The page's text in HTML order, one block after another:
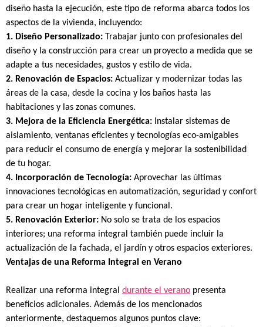
diseño hasta la ejecución, este tipo de reforma abarca todos los
aspectos de la vivienda, incluyendo:
1. Diseño Personalizado: Trabajar junto con profesionales del
diseño y la construcción para crear un proyecto a medida que se
adapte a tus necesidades, gustos y estilo de vida.
2. Renovación de Espacios: Actualizar y modernizar todas las
áreas de la casa, desde la cocina y los baños hasta las
habitaciones y las zonas comunes.
3. Mejora de la Eficiencia Energética: Instalar sistemas de
aislamiento, ventanas eficientes y tecnologías eco-amigables
para reducir el consumo de energía y mejorar la sostenibilidad
de tu hogar.
4. Incorporación de Tecnología: Aprovechar las últimas
innovaciones tecnológicas en automatización, seguridad y confort
para crear un hogar inteligente y funcional.
5. Renovación Exterior: No solo se trata de los espacios
interiores; una reforma integral también puede incluir la
actualización de la fachada, el jardín y otros espacios exteriores.
Ventajas de una Reforma Integral en Verano
Realizar una reforma integral durante el verano presenta
beneficios adicionales. Además de los mencionados
anteriormente, destaquemos algunos puntos clave: